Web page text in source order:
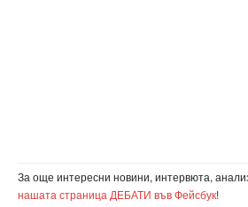
За още интересни новини, интервюта,
нашата страница ДЕБАТИ във Фейсбук!